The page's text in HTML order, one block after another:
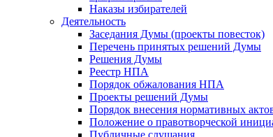
Наказы избирателей
Деятельность
Заседания Думы (проекты повесток)
Перечень принятых решений Думы
Решения Думы
Реестр НПА
Порядок обжалования НПА
Проекты решений Думы
Порядок внесения нормативных
Положение о правотворческой